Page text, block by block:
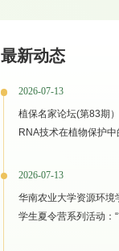
最新动态
2026-07-13
植保名家论坛(第83期
RNA技术在植物保护
2026-07-13
华南农业大学资源环
学生夏令营系列活动：